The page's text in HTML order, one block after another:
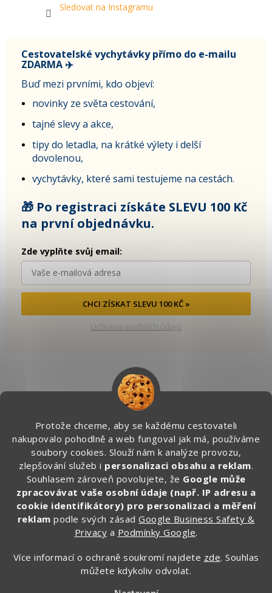
Protože chceme, aby se každému cestovateli
nakupovalo pohodlně a web fungoval jak má, používáme
soubory cookies. Slouží nám k analýze provozu,
zlepšování služeb i personalizaci obsahu a reklam.
Souhlasem zároveň povolujete, že Google může
zpracovávat vaše osobní údaje (např. IP adresu a
cookie identifikátory) pro personalizaci a měření
reklam podle svých zásadGoogle Business Safety &
Privacy a Podmínky Google.
Více informací o ochraně soukromí najdete zde. Souhlas
můžete kdykoliv odvolat.
Sledovat na Instagramu
Cestovatelské vychytávky přímo do e-mailu
ZDARMA ✈️
Buď mezi prvními, kdo objeví:
novinky ze světa cestování,
tajné slevy a akce,
tipy do letadla, na krátké výlety i delší
dovolenou,
vychytávky, které sami testujeme na cestách.
🎁 Po registraci získáte SLEVU 100 Kč
na první objednávku.
Zde vyplňte svůj email:
CHCI ZÍSKAT SLEVU 100 KČ »
Ochrana osobních údajů
info@zapakuj.cz
+420 734 266 587 (PO-PÁ, 9:00 – 17:00)
Zapakuj CZ/SK
zapakuj_czsk
@zapakuj_cz